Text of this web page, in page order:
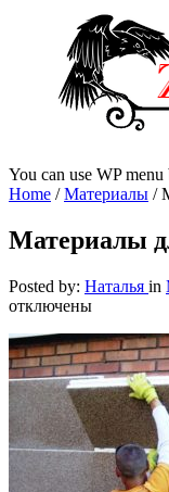
You can use WP
Home /Материалы /
Материалы
Posted by: Наталья in
отключены